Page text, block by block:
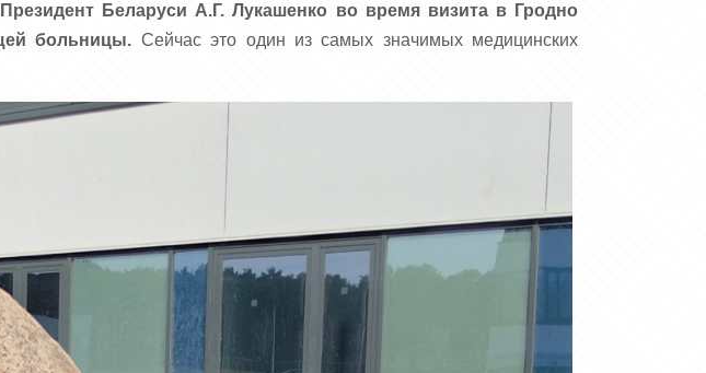
Беларуси А.Г. Лукашенко во время визита в Гродно
больницы. Сейчас это один из самых значимых медицинских